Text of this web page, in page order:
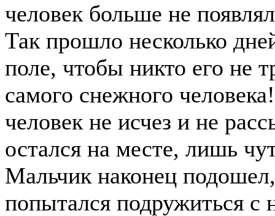
человек больше не
Так прошло несколько
поле, чтобы никто его не
самого снежного
человек не исчез и не
остался на месте, лишь
Мальчик наконец
попытался подружиться с